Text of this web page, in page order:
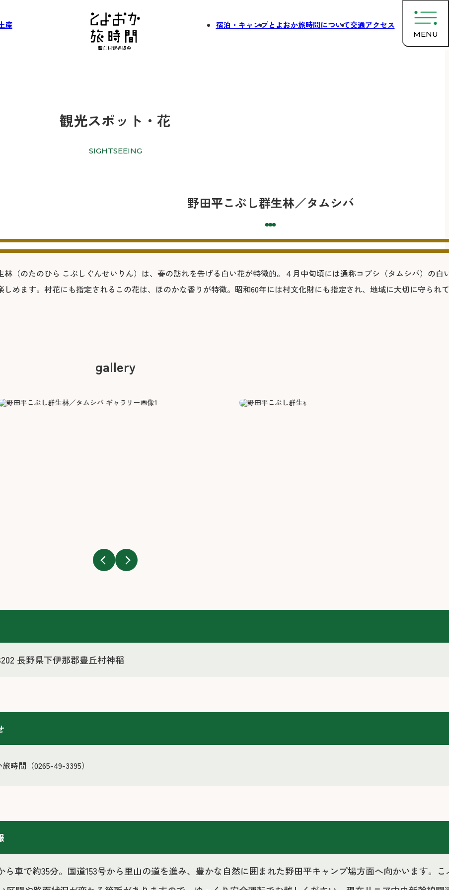
MENU
産 宿泊・キャンプとよおか旅時間について交通アクセス
観光スポット・花
SIGHTSEEING
野田平こぶし群生林／タムシバ
林（のたのひら こぶしぐんせいりん）は、春の訪れを告げる白い花が特徴的。４月中旬頃には通称コブシ（タムシバ）の白
しめます。村花にも指定されるこの花は、ほのかな香りが特徴。昭和60年には村文化財にも指定され、地域に大切に守られ
gallery
長野県下伊那郡豊丘村神稲
時間（0265-49-3395）
ら車で約35分。国道153号から里山の道を進み、豊かな自然に囲まれた野田平キャンプ場方面へ向かいます。